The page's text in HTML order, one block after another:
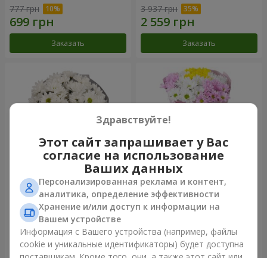
777 грн
Заказать
3 937 грн
Заказать
Букет "Киото" из 5 белых
хризантем
1 066 грн
Заказать
Букет "Времена года"
Заказать
Здравствуйте!
Этот сайт запрашивает у Вас
согласие на использование
Ваших данных
Персонализированная реклама и контент,
аналитика, определение эффективности
Хранение и/или доступ к информации на
Вашем устройстве
Информация с Вашего устройства (например, файлы
cookie и уникальные идентификаторы) будет доступна